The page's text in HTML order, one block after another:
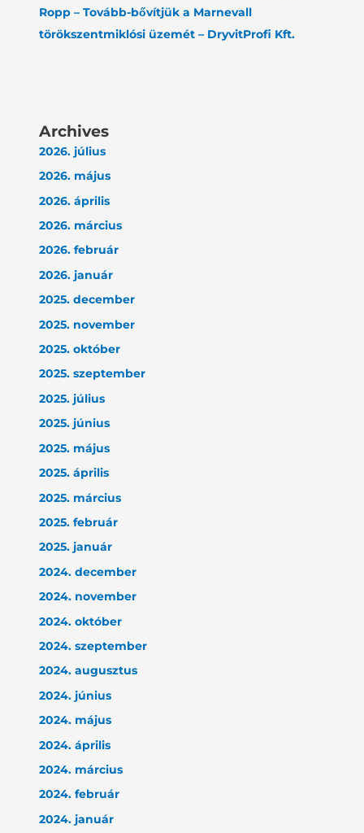
Ropp – Tovább-bővítjük a Marnevall
törökszentmiklósi üzemét – DryvitProfi Kft.
Archives
2026. július
2026. május
2026. április
2026. március
2026. február
2026. január
2025. december
2025. november
2025. október
2025. szeptember
2025. július
2025. június
2025. május
2025. április
2025. március
2025. február
2025. január
2024. december
2024. november
2024. október
2024. szeptember
2024. augusztus
2024. június
2024. május
2024. április
2024. március
2024. február
2024. január